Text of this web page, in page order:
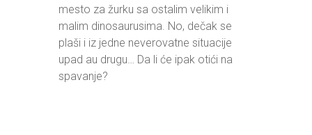
mesto za žurku sa ostalim velikim i
malim dinosaurusima. No, dečak se
plaši i iz jedne neverovatne situacije
upad au drugu… Da li će ipak otići na
spavanje?